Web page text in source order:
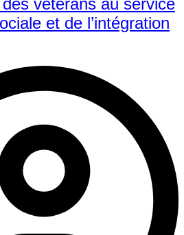
et de l’intégration